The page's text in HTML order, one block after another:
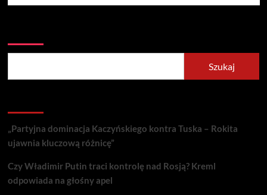
Szukaj
„Partyjna dominacja Kaczyńskiego kontra Tuska – Rokita
ujawnia kluczową różnicę”
Czy Władimir Putin traci kontrolę nad Rosją? Kreml
odpowiada na głośny apel